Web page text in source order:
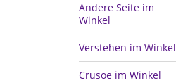
Andere Seite im
Winkel
Verstehen im Winkel
Crusoe im Winkel